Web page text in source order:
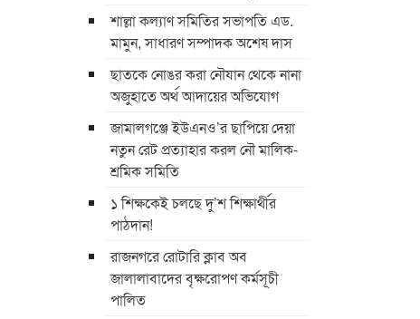
শাল্লা কল্যাণ সমিতির সভাপতি এড.
মামুন, সাধারণ সম্পাদক অশেষ দাস
ছাতকে নোঙর করা নৌযান থেকে নানা
অজুহাতে অর্থ আদায়ের অভিযোগ
জামালগঞ্জে ইউএনও’র ছাপিয়ে দেয়া
নতুন রেট প্রত্যাহার করল নৌ মালিক-
শ্রমিক সমিতি
১ শিক্ষকেই চলছে দু’শ শিক্ষার্থীর
পাঠদান!
রাজনগরে রোটারি ক্লাব অব
জালালাবাদের বৃক্ষরোপণ কর্মসূচী
পালিত